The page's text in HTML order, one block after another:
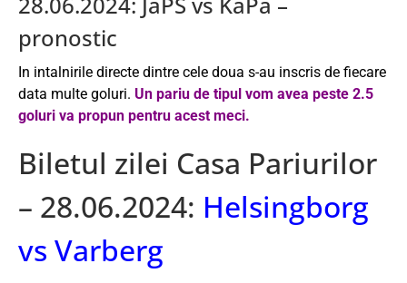
pronostic
In intalnirile directe dintre cele doua s-au inscris de fiecare
data multe goluri. Un pariu de tipul vom avea peste 2.5
goluri va propun pentru acest meci.
Biletul zilei Casa Pariurilor
– 28.06.2024: Helsingborg
vs Varberg